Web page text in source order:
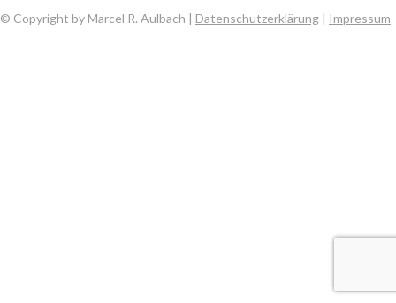
© Copyright by Marcel R. Aulbach | Datenschutzerklärung | Impressum